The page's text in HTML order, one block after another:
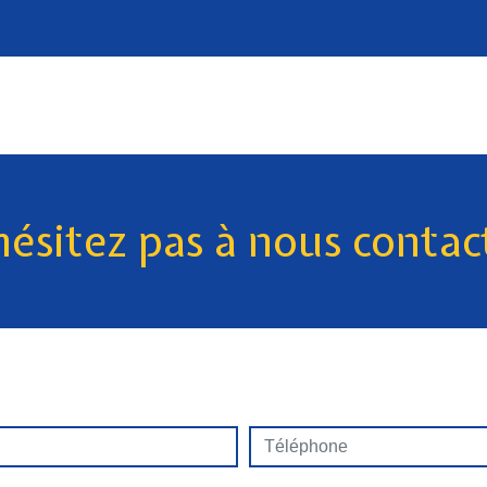
pas à nous